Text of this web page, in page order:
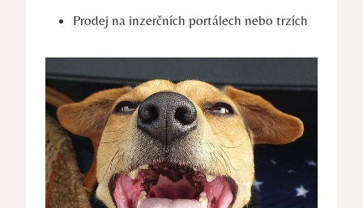
Prodej na inzerčních portálech nebo trzích